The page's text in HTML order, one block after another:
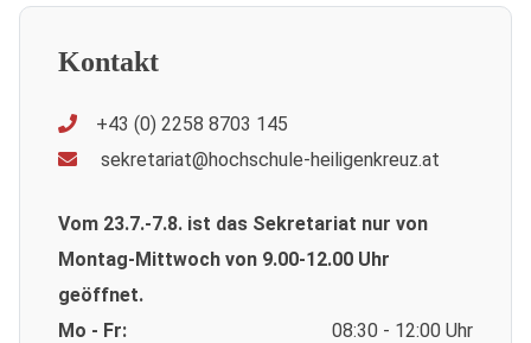
Kontakt
+43 (0) 2258 8703 145
sekretariat@hochschule-heiligenkreuz.at
Vom 23.7.-7.8. ist das Sekretariat nur von
Montag-Mittwoch von 9.00-12.00 Uhr
geöffnet.
Mo - Fr:
08:30 - 12:00 Uhr